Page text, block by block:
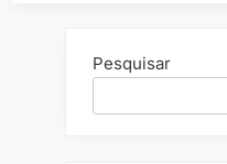
Pesquisar